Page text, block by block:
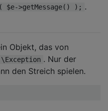
$e->getMessage() ); .
Objekt, das von
\Exception . Nur der
den Streich spielen.